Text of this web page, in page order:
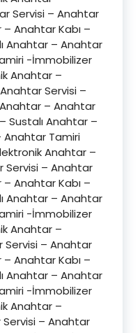
Servisi – Anahtar
– Anahtar Kabı –
Anahtar – Anahtar
-İmmobilizer
Anahtar –
Servisi –
– Anahtar
Sustalı Anahtar –
Tamiri
Anahtar –
Servisi – Anahtar
– Anahtar Kabı –
Anahtar – Anahtar
-İmmobilizer
Anahtar –
Servisi – Anahtar
– Anahtar Kabı –
Anahtar – Anahtar
-İmmobilizer
Anahtar –
– Anahtar